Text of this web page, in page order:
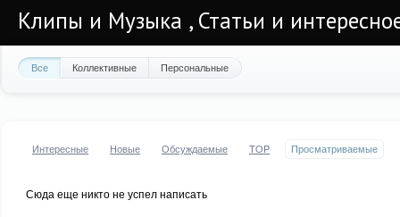
Клипы и Музыка , Статьи и
Все Коллективные Персональные
Интересные Новые Обсуждаемые TOP Просматриваемые
Сюда еще никто не успел написать